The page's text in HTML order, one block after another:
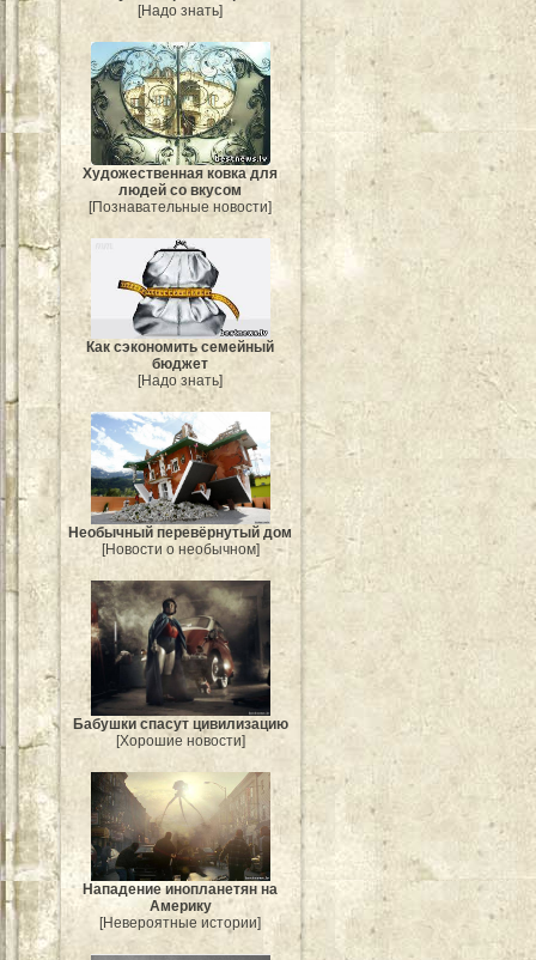
[Надо знать]
Художественная ковка для
людей со вкусом
[Познавательные новости]
Как сэкономить семейный
бюджет
[Надо знать]
Необычный перевёрнутый дом
[Новости о необычном]
Бабушки спасут цивилизацию
[Хорошие новости]
Нападение инопланетян на
Америку
[Невероятные истории]